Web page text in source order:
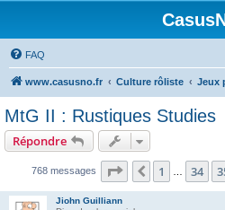
FAQ
www.casusno.fr Culture rôliste Jeux
MtG II : Rustiques Studies
Répondre
768 messages Page 36 sur 52
Précédent
1 34
Jiohn Guilliann